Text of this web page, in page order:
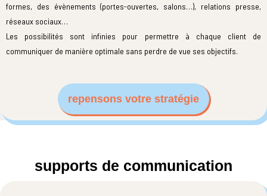
formes, des évènements (portes-ouvertes, salons…), relations presse,
réseaux sociaux…
Les possibilités sont infinies pour permettre à chaque client de
communiquer de manière optimale sans perdre de vue ses objectifs.
repensons votre stratégie
supports de communication